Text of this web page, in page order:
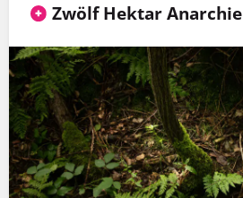
Zwölf Hektar Anarchie